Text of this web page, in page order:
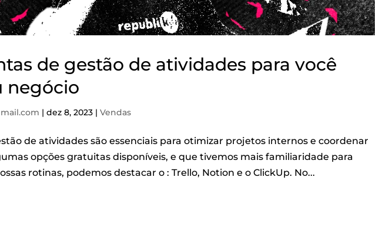
de gestão de atividades para você
negócio
|dez 8, 2023 |Vendas
de atividades são essenciais para otimizar projetos internos e coordenar
opções gratuitas disponíveis, e que tivemos mais familiaridade para
rotinas, podemos destacar o : Trello, Notion e o ClickUp. No...